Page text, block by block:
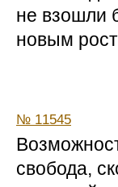
не взошли
новым
№ 11545
свобода,